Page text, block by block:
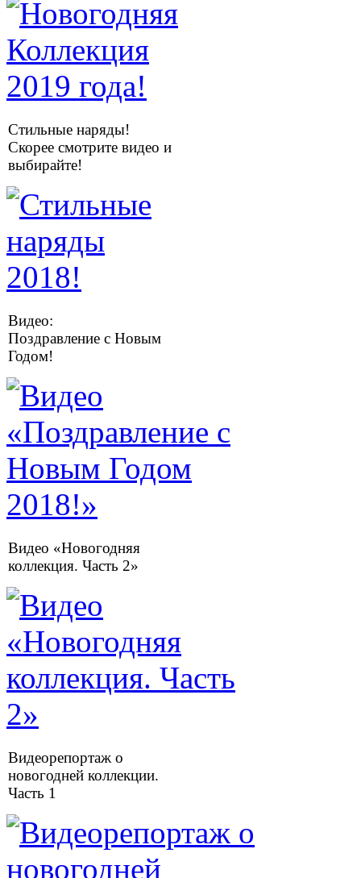
Стильные наряды!
Скорее смотрите видео и
выбирайте!
Видео:
Поздравление с Новым
Годом!
Видео «Новогодняя
коллекция. Часть 2»
Видеорепортаж о
новогодней коллекции.
Часть 1